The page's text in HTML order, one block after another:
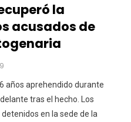
la
acusados de
años aprehendido durante
tras el hecho. Los
en la sede de la